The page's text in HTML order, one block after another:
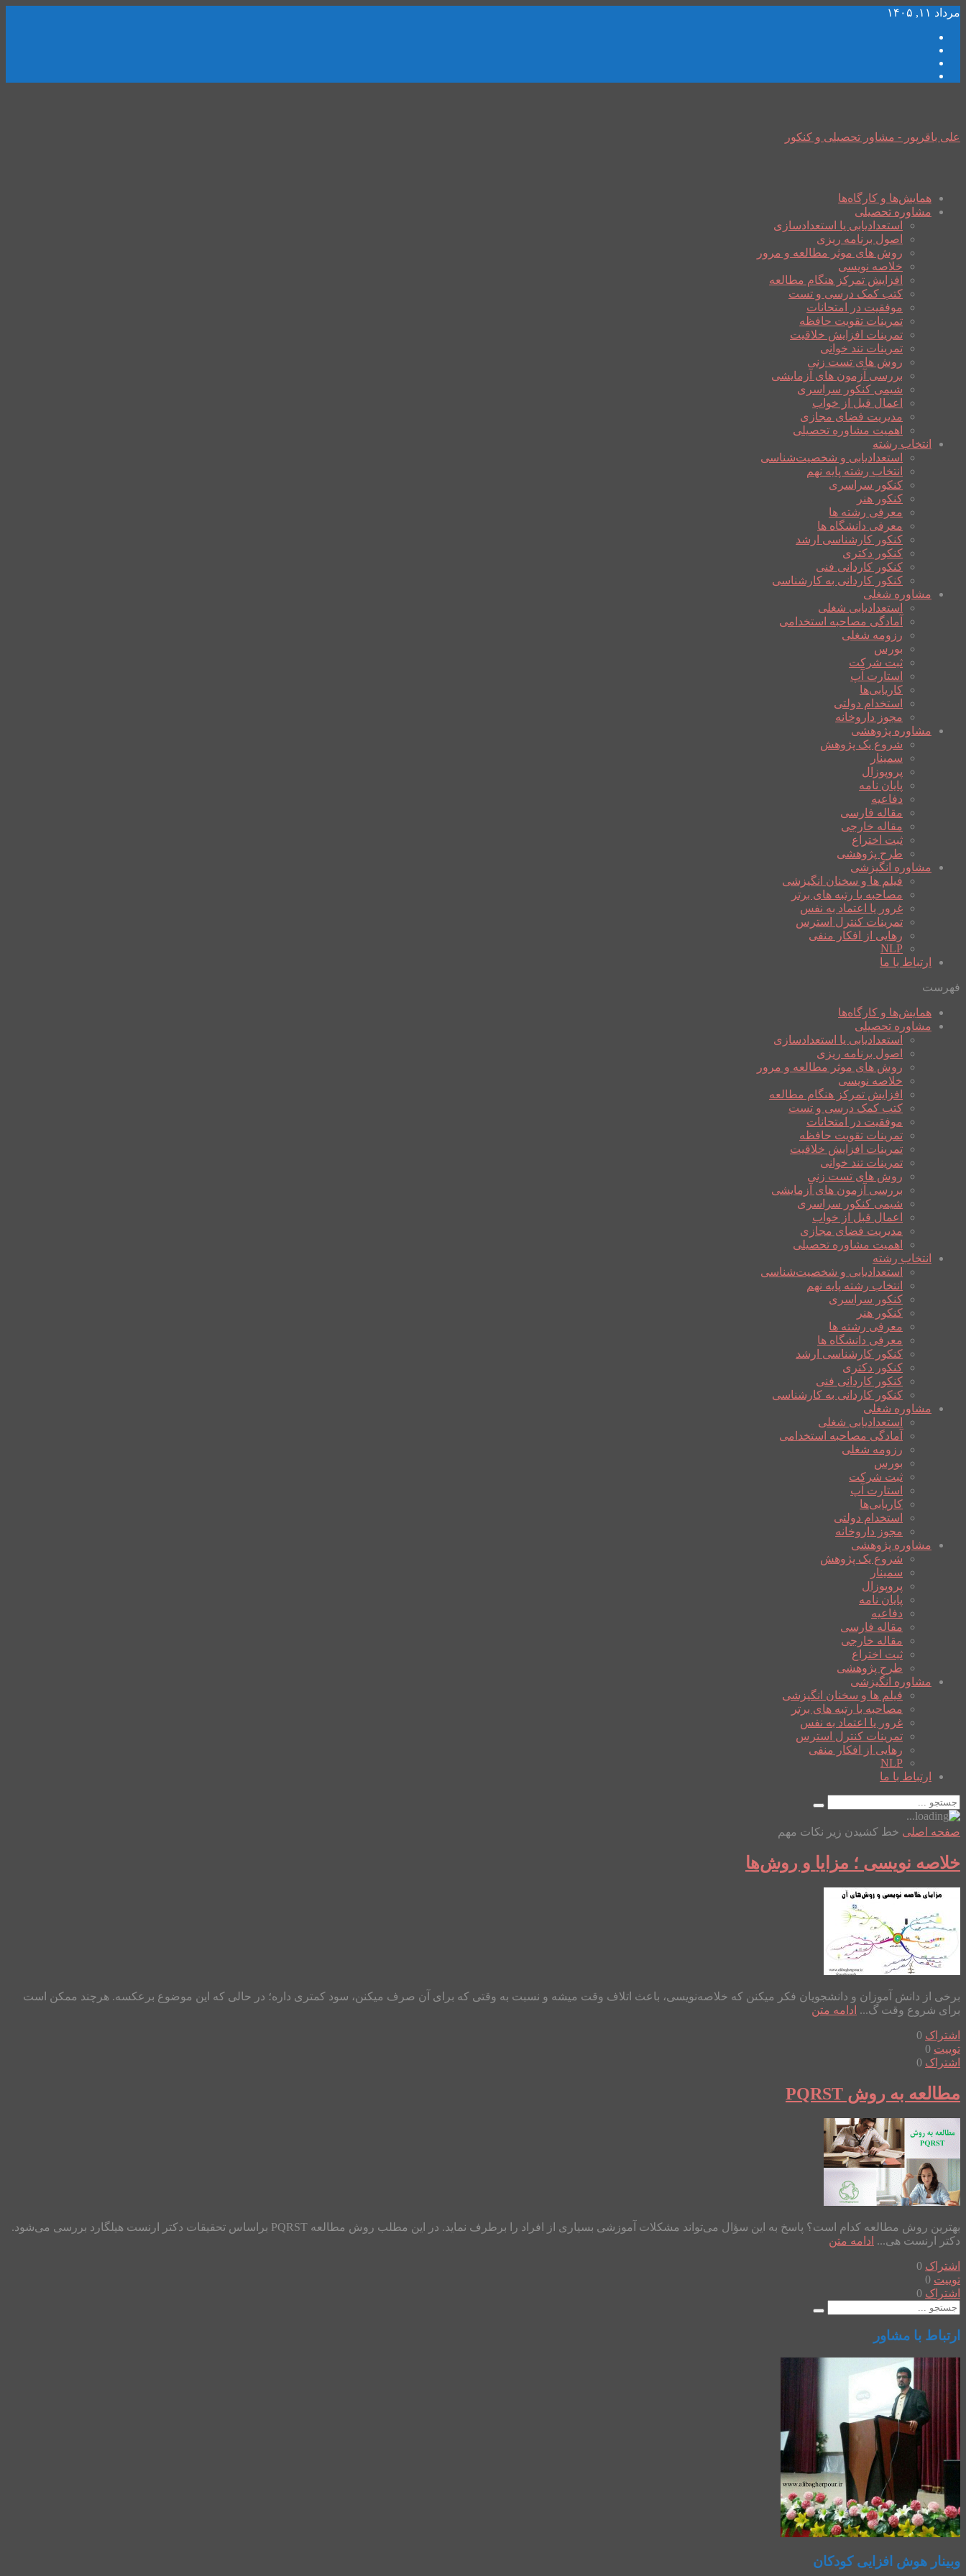
مرداد ۱۱, ۱۴۰۵
علی باقرپور - مشاور تحصیلی و کنکور
همایش‌ها و کارگاه‌ها
مشاوره تحصیلی
استعدادیابی یا استعدادسازی
اصول برنامه ریزی
روش های موثر مطالعه و مرور
خلاصه نویسی
افزایش تمرکز هنگام مطالعه
کتب کمک درسی و تست
موفقیت در امتحانات
تمرینات تقویت حافظه
تمرینات افزایش خلاقیت
تمرینات تند خوانی
روش های تست زنی
بررسی آزمون های آزمایشی
شیمی کنکور سراسری
اعمال قبل از خواب
مدیریت فضای مجازی
اهمیت مشاوره تحصیلی
انتخاب رشته
استعدادیابی و شخصیت‌شناسی
انتخاب رشته پایه نهم
کنکور سراسری
کنکور هنر
معرفی رشته ها
معرفی دانشگاه ها
کنکور کارشناسی ارشد
کنکور دکتری
کنکور کاردانی فنی
کنکور کاردانی به کارشناسی
مشاوره شغلی
استعدادیابی شغلی
آمادگی مصاحبه استخدامی
رزومه شغلی
بورس
ثبت شرکت
استارت آپ
کاریابی‌ها
استخدام دولتی
مجوز داروخانه
مشاوره پژوهشی
شروع یک پژوهش
سمینار
پروپوزال
پایان نامه
دفاعیه
مقاله فارسی
مقاله خارجی
ثبت اختراع
طرح پژوهشی
مشاوره انگیزشی
فیلم ها و سخنان انگیزشی
مصاحبه با رتبه های برتر
غرور یا اعتماد به نفس
تمرینات کنترل استرس
رهایی از افکار منفی
NLP
ارتباط با ما
فهرست
همایش‌ها و کارگاه‌ها
مشاوره تحصیلی
استعدادیابی یا استعدادسازی
اصول برنامه ریزی
روش های موثر مطالعه و مرور
خلاصه نویسی
افزایش تمرکز هنگام مطالعه
کتب کمک درسی و تست
موفقیت در امتحانات
تمرینات تقویت حافظه
تمرینات افزایش خلاقیت
تمرینات تند خوانی
روش های تست زنی
بررسی آزمون های آزمایشی
شیمی کنکور سراسری
اعمال قبل از خواب
مدیریت فضای مجازی
اهمیت مشاوره تحصیلی
انتخاب رشته
استعدادیابی و شخصیت‌شناسی
انتخاب رشته پایه نهم
کنکور سراسری
کنکور هنر
معرفی رشته ها
معرفی دانشگاه ها
کنکور کارشناسی ارشد
کنکور دکتری
کنکور کاردانی فنی
کنکور کاردانی به کارشناسی
مشاوره شغلی
استعدادیابی شغلی
آمادگی مصاحبه استخدامی
رزومه شغلی
بورس
ثبت شرکت
استارت آپ
کاریابی‌ها
استخدام دولتی
مجوز داروخانه
مشاوره پژوهشی
شروع یک پژوهش
سمینار
پروپوزال
پایان نامه
دفاعیه
مقاله فارسی
مقاله خارجی
ثبت اختراع
طرح پژوهشی
مشاوره انگیزشی
فیلم ها و سخنان انگیزشی
مصاحبه با رتبه های برتر
غرور یا اعتماد به نفس
تمرینات کنترل استرس
رهایی از افکار منفی
NLP
ارتباط با ما
صفحه اصلی خط کشیدن زیر نکات مهم
خلاصه نویسی ؛ مزایا و روش‌ها
برخی از دانش آموزان و دانشجویان فکر میکنن که خلاصه‌نویسی، باعث اتلاف وقت میشه و نسبت به وقتی که برای آن صرف میکنن، سود کمتری داره؛ در حالی که این موضوع برعکسه. هرچند ممکن است
برای شروع وقت گ... ادامه متن
اشتراک 0
توییت 0
اشتراک 0
مطالعه به روش PQRST
بهترین روش مطالعه کدام است؟ پاسخ به این سؤال می‌تواند مشکلات آموزشی بسیاری از افراد را برطرف نماید. در این مطلب روش مطالعه PQRST براساس تحقیقات دکتر ارنست هیلگارد بررسی می‌شود.
دکتر ارنست هی... ادامه متن
اشتراک 0
توییت 0
اشتراک 0
ارتباط با مشاور
وبینار هوش افزایی کودکان